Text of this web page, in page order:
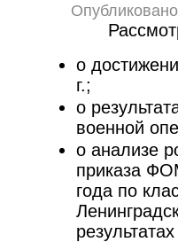
о
г.;
о
военной
о анализе
приказа
года по